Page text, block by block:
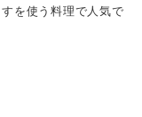
を使う料理で人気で